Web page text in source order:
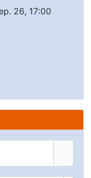
26, 17:00